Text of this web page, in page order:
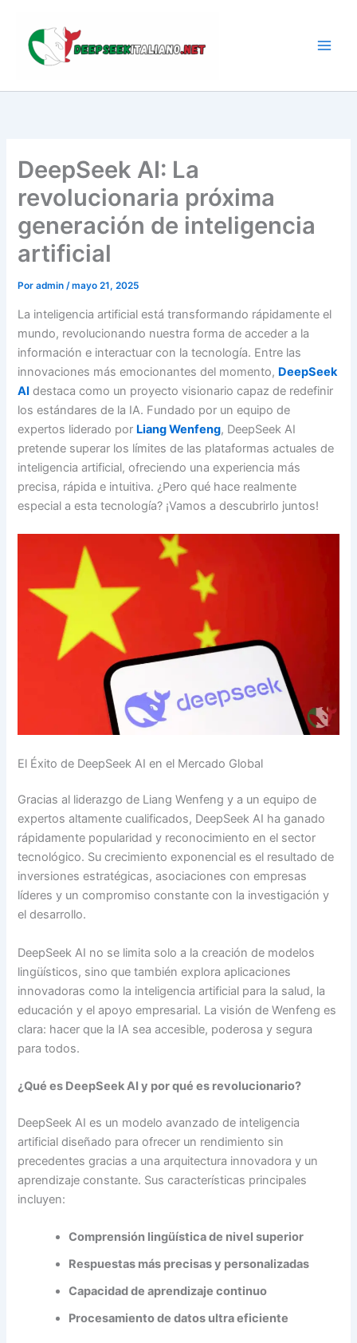
contenido
DeepSeek AI: La
revolucionaria próxima
generación de inteligencia
artificial
Poradmin/mayo 21, 2025
La inteligencia artificial está transformando rápidamente el
mundo, revolucionando nuestra forma de acceder a la
información e interactuar con la tecnología. Entre las
innovaciones más emocionantes del momento, DeepSeek
AI destaca como un proyecto visionario capaz de redefinir
los estándares de la IA. Fundado por un equipo de
expertos liderado por Liang Wenfeng, DeepSeek AI
pretende superar los límites de las plataformas actuales de
inteligencia artificial, ofreciendo una experiencia más
precisa, rápida e intuitiva. ¿Pero qué hace realmente
especial a esta tecnología? ¡Vamos a descubrirlo juntos!
El Éxito de DeepSeek AI en el Mercado Global
Gracias al liderazgo de Liang Wenfeng y a un equipo de
expertos altamente cualificados, DeepSeek AI ha ganado
rápidamente popularidad y reconocimiento en el sector
tecnológico. Su crecimiento exponencial es el resultado de
inversiones estratégicas, asociaciones con empresas
líderes y un compromiso constante con la investigación y
el desarrollo.
DeepSeek AI no se limita solo a la creación de modelos
lingüísticos, sino que también explora aplicaciones
innovadoras como la inteligencia artificial para la salud, la
educación y el apoyo empresarial. La visión de Wenfeng es
clara: hacer que la IA sea accesible, poderosa y segura
para todos.
¿Qué es DeepSeek AI y por qué es revolucionario?
DeepSeek AI es un modelo avanzado de inteligencia
artificial diseñado para ofrecer un rendimiento sin
precedentes gracias a una arquitectura innovadora y un
aprendizaje constante. Sus características principales
incluyen:
Comprensión lingüística de nivel superior
Respuestas más precisas y personalizadas
Capacidad de aprendizaje continuo
Procesamiento de datos ultra eficiente